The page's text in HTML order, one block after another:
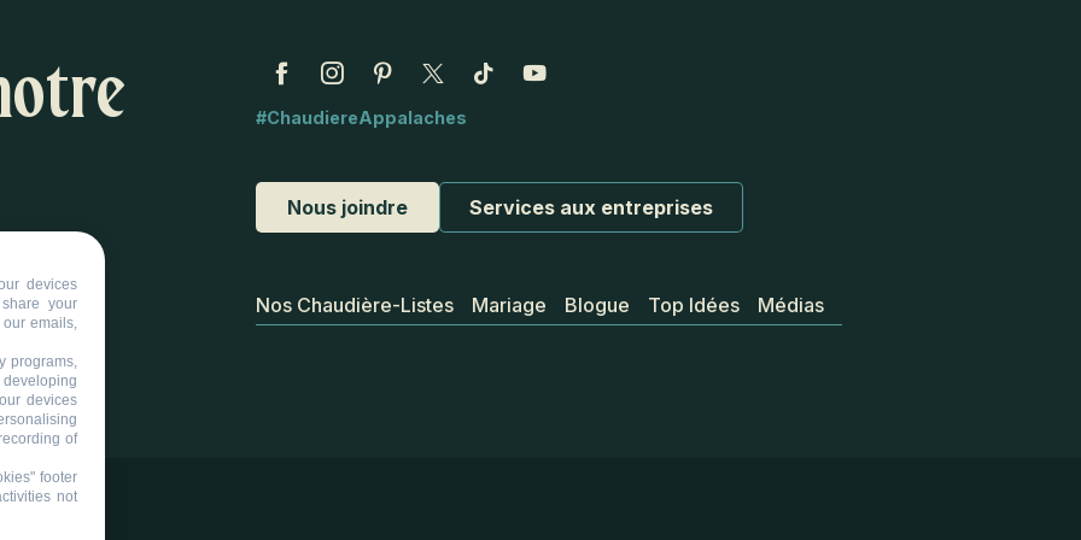
#ChaudiereAppalaches
Nous joindre Services aux entreprises
Nos Chaudière-Listes Mariage Blogue Top Idées Médias
devices
your
emails,
programs,
developing
devices
of
footer
not